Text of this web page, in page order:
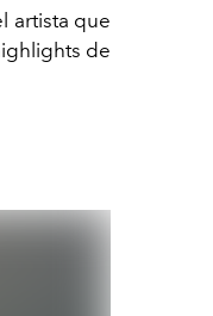
artista que
de